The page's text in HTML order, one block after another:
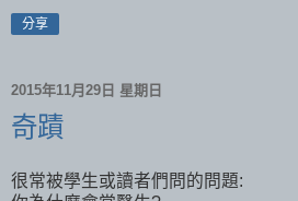
分享
2015年11月29日 星期日
奇蹟
很常被學生或讀者們問的問題: